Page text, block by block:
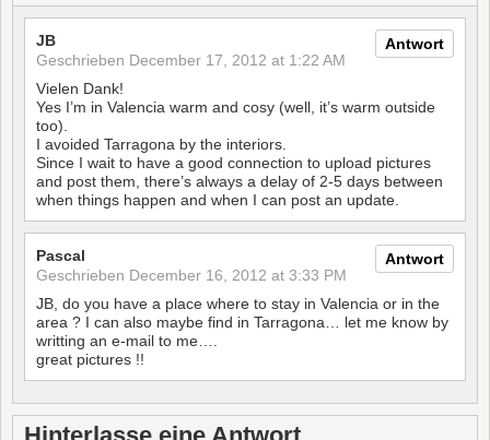
Antwort
JB
Geschrieben December 17, 2012 at 1:22 AM
Vielen Dank!
Yes I’m in Valencia warm and cosy (well, it’s warm outside
too).
I avoided Tarragona by the interiors.
Since I wait to have a good connection to upload pictures
and post them, there’s always a delay of 2-5 days between
when things happen and when I can post an update.
Antwort
Pascal
Geschrieben December 16, 2012 at 3:33 PM
JB, do you have a place where to stay in Valencia or in the
area ? I can also maybe find in Tarragona… let me know by
writting an e-mail to me….
great pictures !!